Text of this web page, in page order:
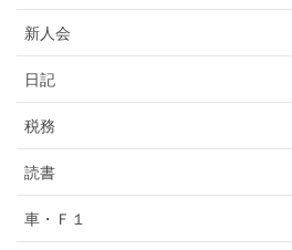
新人会
日記
税務
読書
車・Ｆ１